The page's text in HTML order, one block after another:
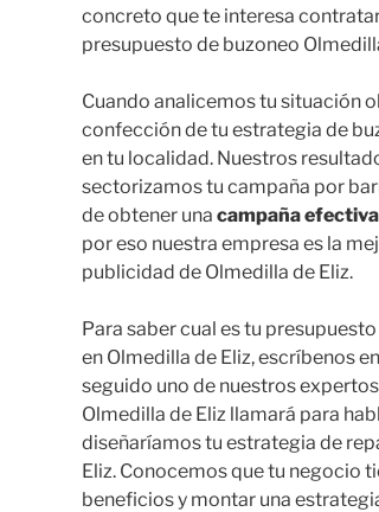
concreto que te interesa
presupuesto de buzoneo
Cuando analicemos tu situación
confección de tu estrategia de
en tu localidad. Nuestros
sectorizamos tu campaña por
de obtener una campaña
por eso nuestra empresa es la
publicidad de Olmedilla de Eliz.
Para saber cual es tu
en Olmedilla de Eliz, escríbenos
seguido uno de nuestros
Olmedilla de Eliz llamará para
diseñaríamos tu estrategia de
Eliz. Conocemos que tu negocio
beneficios y montar una